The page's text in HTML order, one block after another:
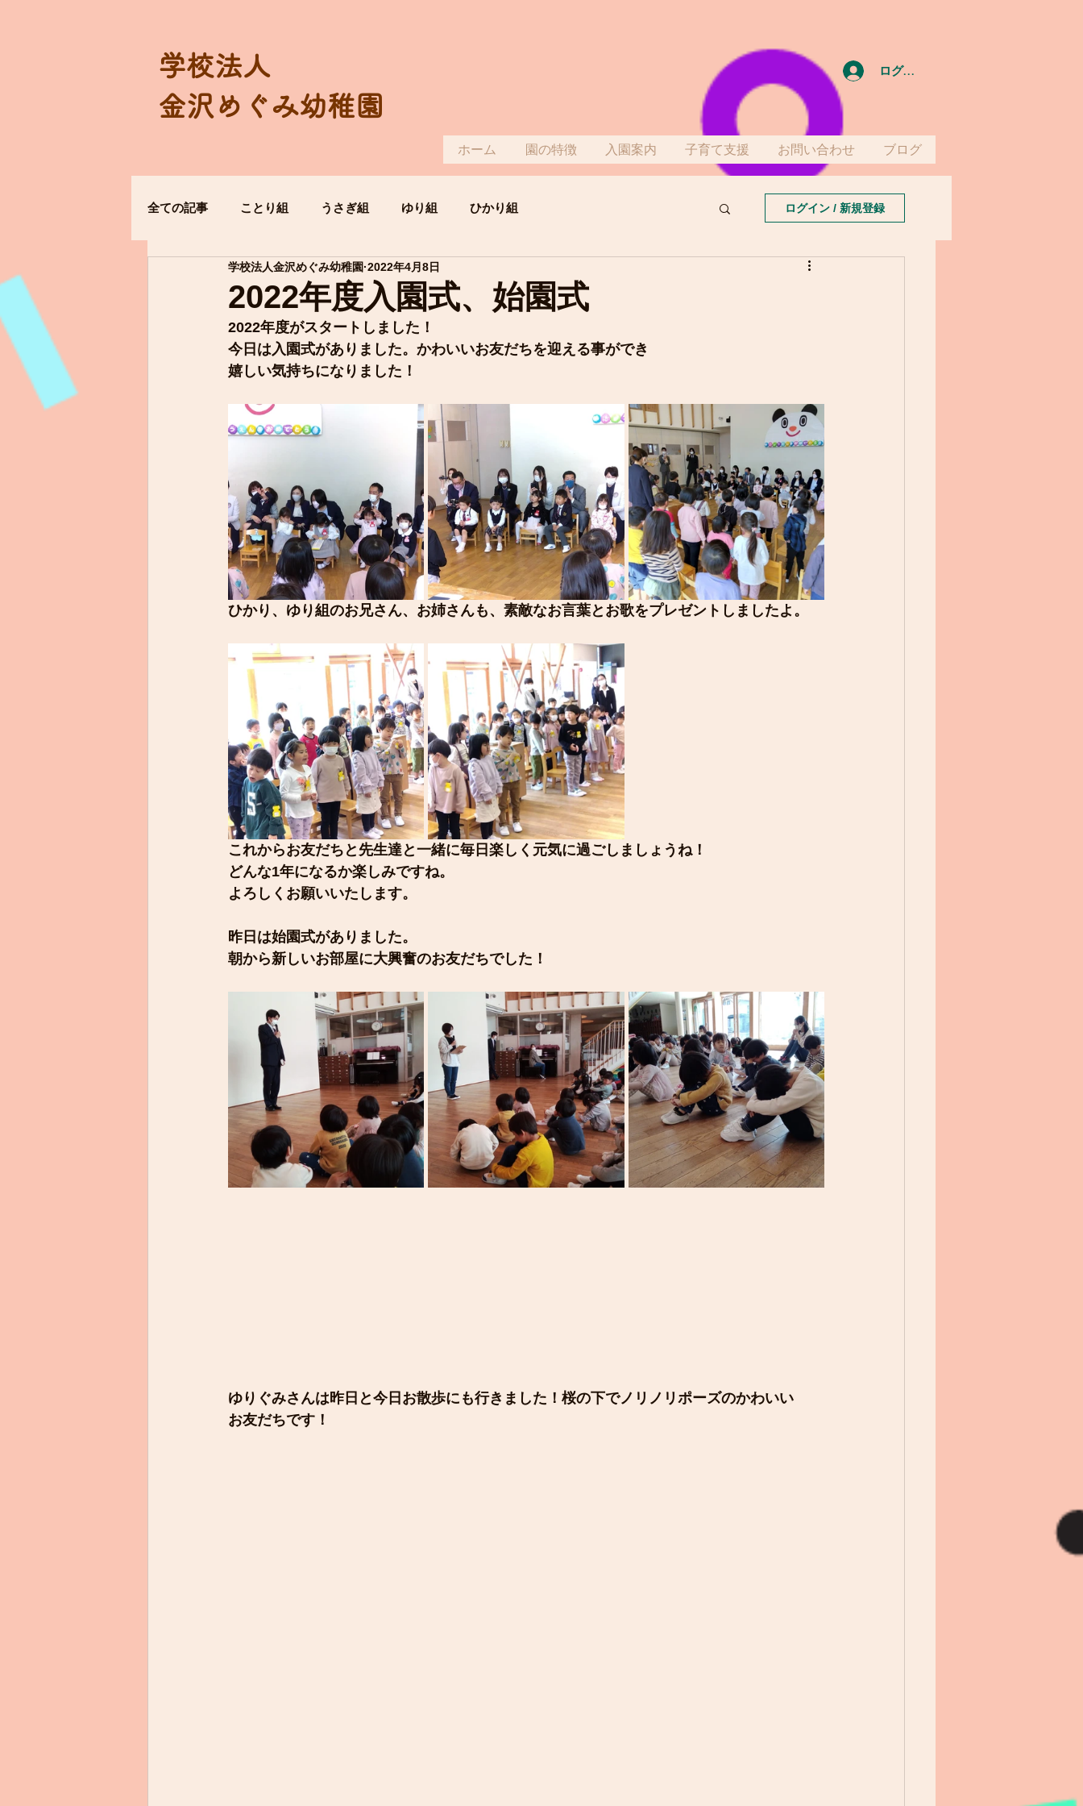
学校法人
金沢めぐみ幼稚園
ログイン
ホーム 園の特徴 入園案内 子育て支援 お問い合わせ ブログ
全ての記事 ことり組 うさぎ組 ゆり組 ひかり組 ログイン / 新規登録
2022年度入園式、始園式
学校法人金沢めぐみ幼稚園 2022年4月8日
2022年度がスタートしました！
今日は入園式がありました。かわいいお友だちを迎える事ができ
嬉しい気持ちになりました！
ひかり、ゆり組のお兄さん、お姉さんも、素敵なお言葉とお歌をプレゼントしましたよ。
これからお友だちと先生達と一緒に毎日楽しく元気に過ごしましょうね！
どんな1年になるか楽しみですね。
よろしくお願いいたします。
昨日は始園式がありました。
朝から新しいお部屋に大興奮のお友だちでした！
ゆりぐみさんは昨日と今日お散歩にも行きました！桜の下でノリノリポーズのかわいい
お友だちです！